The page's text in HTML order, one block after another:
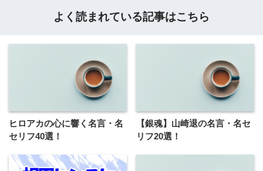
よく読まれている記事はこちら
ヒロアカの心に響く名言・名
セリフ40選！
【銀魂】山崎退の名言・名セ
リフ20選！